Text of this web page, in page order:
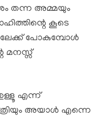
തന്ന അമ്മയും
കൂടെ
പോകുമ്പോൾ
മനസ്സ്
എന്ന്
അയാൾ എന്നെ